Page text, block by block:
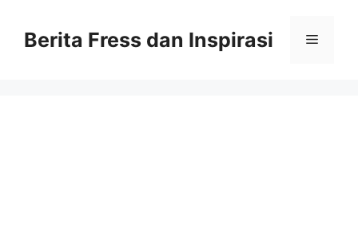
contentBerita Fress dan Inspirasi Menu